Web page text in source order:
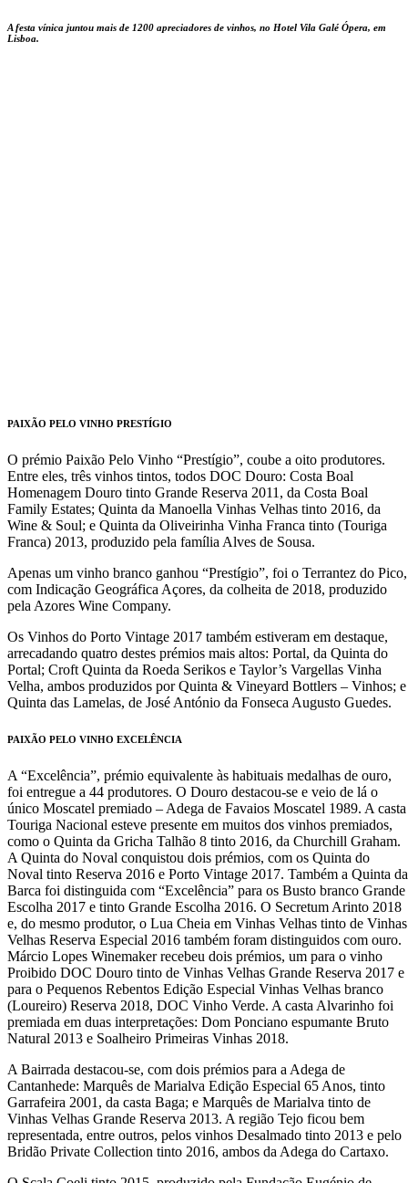
A festa vínica juntou mais de 1200 apreciadores de vinhos, no Hotel Vila Galé Ópera, em
Lisboa.
PAIXÃO PELO VINHO PRESTÍGIO
O prémio Paixão Pelo Vinho “Prestígio”, coube a oito produtores.
Entre eles, três vinhos tintos, todos DOC Douro: Costa Boal
Homenagem Douro tinto Grande Reserva 2011, da Costa Boal
Family Estates; Quinta da Manoella Vinhas Velhas tinto 2016, da
Wine & Soul; e Quinta da Oliveirinha Vinha Franca tinto (Touriga
Franca) 2013, produzido pela família Alves de Sousa.
Apenas um vinho branco ganhou “Prestígio”, foi o Terrantez do Pico,
com Indicação Geográfica Açores, da colheita de 2018, produzido
pela Azores Wine Company.
Os Vinhos do Porto Vintage 2017 também estiveram em destaque,
arrecadando quatro destes prémios mais altos: Portal, da Quinta do
Portal; Croft Quinta da Roeda Serikos e Taylor’s Vargellas Vinha
Velha, ambos produzidos por Quinta & Vineyard Bottlers – Vinhos; e
Quinta das Lamelas, de José António da Fonseca Augusto Guedes.
PAIXÃO PELO VINHO EXCELÊNCIA
A “Excelência”, prémio equivalente às habituais medalhas de ouro,
foi entregue a 44 produtores. O Douro destacou-se e veio de lá o
único Moscatel premiado – Adega de Favaios Moscatel 1989. A casta
Touriga Nacional esteve presente em muitos dos vinhos premiados,
como o Quinta da Gricha Talhão 8 tinto 2016, da Churchill Graham.
A Quinta do Noval conquistou dois prémios, com os Quinta do
Noval tinto Reserva 2016 e Porto Vintage 2017. Também a Quinta da
Barca foi distinguida com “Excelência” para os Busto branco Grande
Escolha 2017 e tinto Grande Escolha 2016. O Secretum Arinto 2018
e, do mesmo produtor, o Lua Cheia em Vinhas Velhas tinto de Vinhas
Velhas Reserva Especial 2016 também foram distinguidos com ouro.
Márcio Lopes Winemaker recebeu dois prémios, um para o vinho
Proibido DOC Douro tinto de Vinhas Velhas Grande Reserva 2017 e
para o Pequenos Rebentos Edição Especial Vinhas Velhas branco
(Loureiro) Reserva 2018, DOC Vinho Verde. A casta Alvarinho foi
premiada em duas interpretações: Dom Ponciano espumante Bruto
Natural 2013 e Soalheiro Primeiras Vinhas 2018.
A Bairrada destacou-se, com dois prémios para a Adega de
Cantanhede: Marquês de Marialva Edição Especial 65 Anos, tinto
Garrafeira 2001, da casta Baga; e Marquês de Marialva tinto de
Vinhas Velhas Grande Reserva 2013. A região Tejo ficou bem
representada, entre outros, pelos vinhos Desalmado tinto 2013 e pelo
Bridão Private Collection tinto 2016, ambos da Adega do Cartaxo.